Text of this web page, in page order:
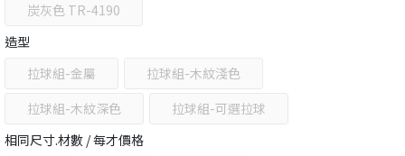
炭灰色 TR-4190
造型
拉球組-金屬
拉球組-木紋淺色
拉球組-木紋深色
拉球組-可選拉球
相同尺寸.材數 / 每才價格